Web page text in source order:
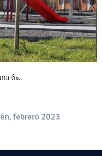
6».
febrero 2023